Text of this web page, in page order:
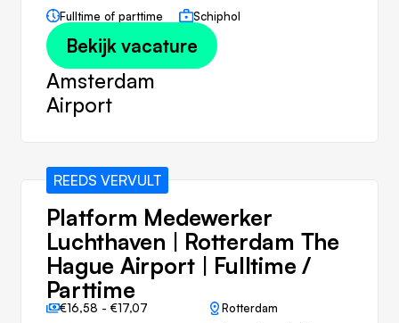
Fulltime of parttime
Schiphol
Bekijk vacature
Amsterdam
Airport
REEDS VERVULT
Platform Medewerker
Luchthaven | Rotterdam The
Hague Airport | Fulltime /
Parttime
€16,58 - €17,07 Rotterdam